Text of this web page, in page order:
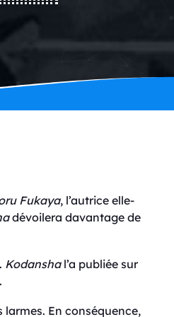
Fukaya, l’autrice elle-
dévoilera davantage de
Kodanshal’a publiée sur
En conséquence,